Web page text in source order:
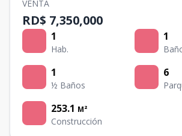
VENTA
RD$ 7,350,000
1
Hab.
1
1
½ Baños
6
253.1 M²
Construcción